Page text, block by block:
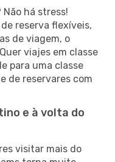
há stress!
reserva flexíveis,
de viagem, o
viajes em classe
para uma classe
de reservares com
e à volta do
visitar mais do